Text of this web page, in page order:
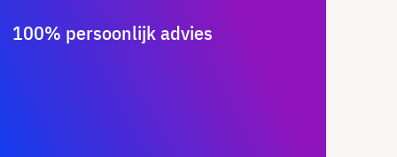
100% persoonlijk advies